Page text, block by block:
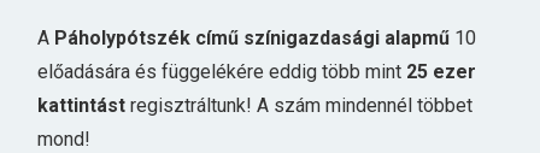
A Páholypótszék című színigazdasági alapmű 10
előadására és függelékére eddig több mint 25 ezer
kattintást regisztráltunk! A szám mindennél többet
mond!